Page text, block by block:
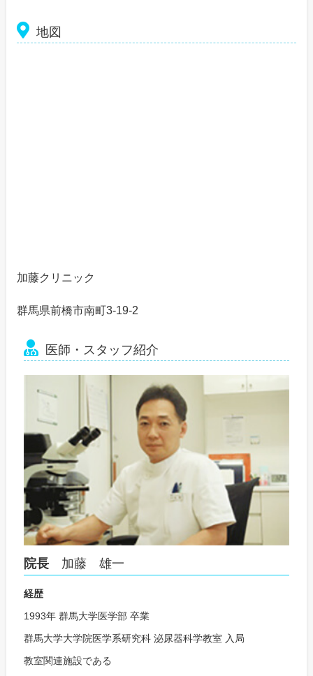
地図
加藤クリニック
群馬県前橋市南町3-19-2
医師・スタッフ紹介
院長加藤 雄一
経歴
1993年 群馬大学医学部 卒業
群馬大学大学院医学系研究科 泌尿器科学教室 入局
教室関連施設である